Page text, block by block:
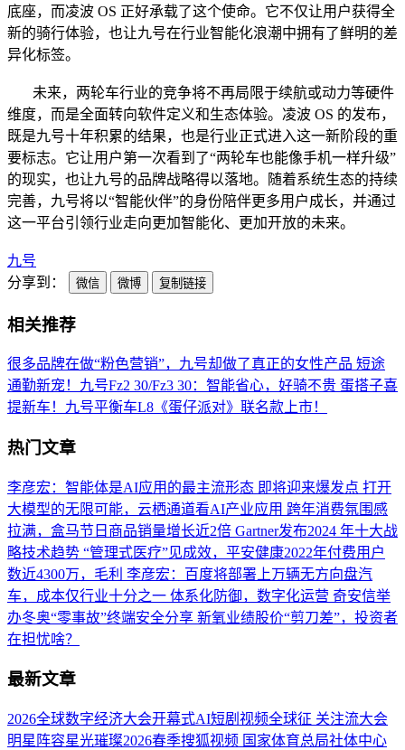
底座，而凌波 OS 正好承载了这个使命。它不仅让用户获得全
新的骑行体验，也让九号在行业智能化浪潮中拥有了鲜明的差
异化标签。
未来，两轮车行业的竞争将不再局限于续航或动力等硬件
维度，而是全面转向软件定义和生态体验。凌波 OS 的发布，
既是九号十年积累的结果，也是行业正式进入这一新阶段的重
要标志。它让用户第一次看到了“两轮车也能像手机一样升级”
的现实，也让九号的品牌战略得以落地。随着系统生态的持续
完善，九号将以“智能伙伴”的身份陪伴更多用户成长，并通过
这一平台引领行业走向更加智能化、更加开放的未来。
九号
分享到：
微信 微博 复制链接
相关推荐
很多品牌在做“粉色营销”，九号却做了真正的女性产品 短途
通勤新宠！九号Fz2 30/Fz3 30：智能省心，好骑不贵 蛋搭子喜
提新车！九号平衡车L8《蛋仔派对》联名款上市！
热门文章
李彦宏：智能体是AI应用的最主流形态 即将迎来爆发点 打开
大模型的无限可能，云栖通道看AI产业应用 跨年消费氛围感
拉满，盒马节日商品销量增长近2倍 Gartner发布2024 年十大战
略技术趋势 “管理式医疗”见成效，平安健康2022年付费用户
数近4300万，毛利 李彦宏：百度将部署上万辆无方向盘汽
车，成本仅行业十分之一 体系化防御，数字化运营 奇安信举
办冬奥“零事故”终端安全分享 新氧业绩股价“剪刀差”，投资者
在担忧啥？
最新文章
2026全球数字经济大会开幕式AI短剧视频全球征 关注流大会
明星阵容星光璀璨2026春季搜狐视频 国家体育总局社体中心